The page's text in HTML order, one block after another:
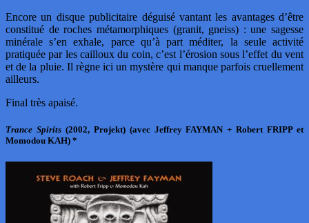
Encore un disque publicitaire déguisé vantant les avantages d’être
constitué de roches métamorphiques (granit, gneiss) : une sagesse
minérale s’en exhale, parce qu’à part méditer, la seule activité
pratiquée par les cailloux du coin, c’est l’érosion sous l’effet du vent
et de la pluie. Il règne ici un mystère qui manque parfois cruellement
ailleurs.
Final très apaisé.
Trance Spirits(2002, Projekt) (avec Jeffrey FAYMAN + Robert FRIPP et
Momodou KAH) *